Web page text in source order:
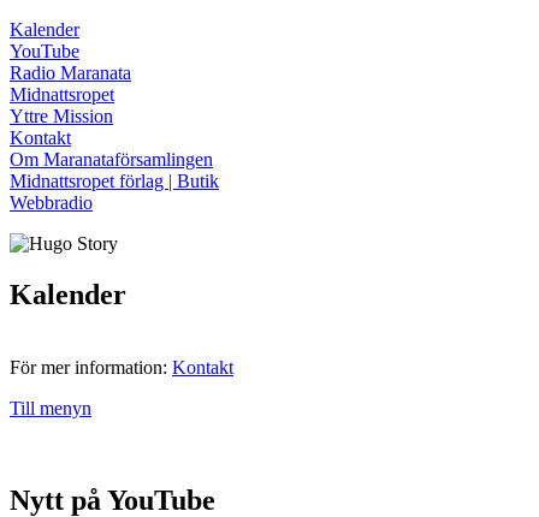
Kalender
YouTube
Radio Maranata
Midnattsropet
Yttre Mission
Kontakt
Om Maranataförsamlingen
Midnattsropet förlag | Butik
Webbradio
Kalender
För mer information: Kontakt
Till menyn
Nytt på YouTube